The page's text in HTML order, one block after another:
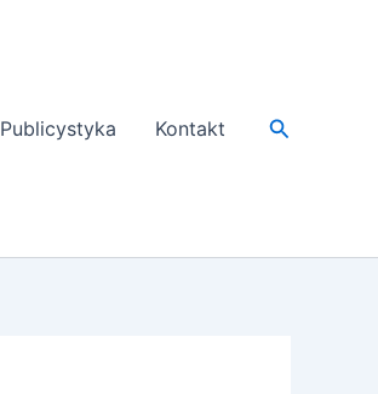
Publicystyka Kontakt Search